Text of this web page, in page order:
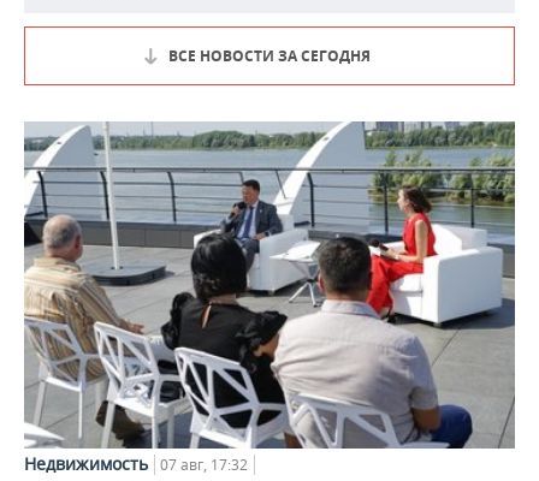
ВСЕ НОВОСТИ ЗА СЕГОДНЯ
Недвижимость 07 авг, 17:32